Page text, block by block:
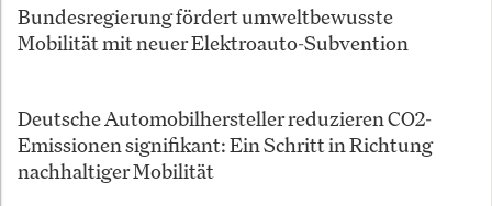
Bundesregierung fördert umweltbewusste
Mobilität mit neuer Elektroauto-Subvention
Deutsche Automobilhersteller reduzieren CO2-
Emissionen signifikant: Ein Schritt in Richtung
nachhaltiger Mobilität